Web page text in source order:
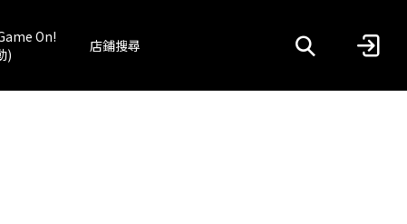
On!
)
店鋪搜尋